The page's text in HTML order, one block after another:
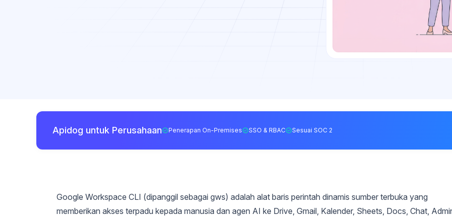
Apidog untuk Perusahaan Penerapan On-Premises SSO & RBAC Sesuai SOC 2
Google Workspace CLI (dipanggil sebagai gws) adalah alat baris perintah dinamis sumber terbuka yang
memberikan akses terpadu kepada manusia dan agen AI ke Drive, Gmail, Kalender, Sheets, Docs, Chat,